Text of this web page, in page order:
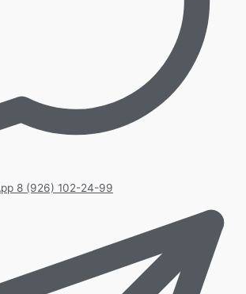
8 (926) 102-24-99